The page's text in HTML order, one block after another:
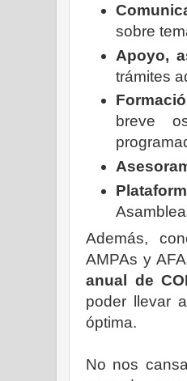
sobre
Apoyo,
trámites
breve
Además,
AMPAs y
anual de
poder llevar
óptima.
No nos